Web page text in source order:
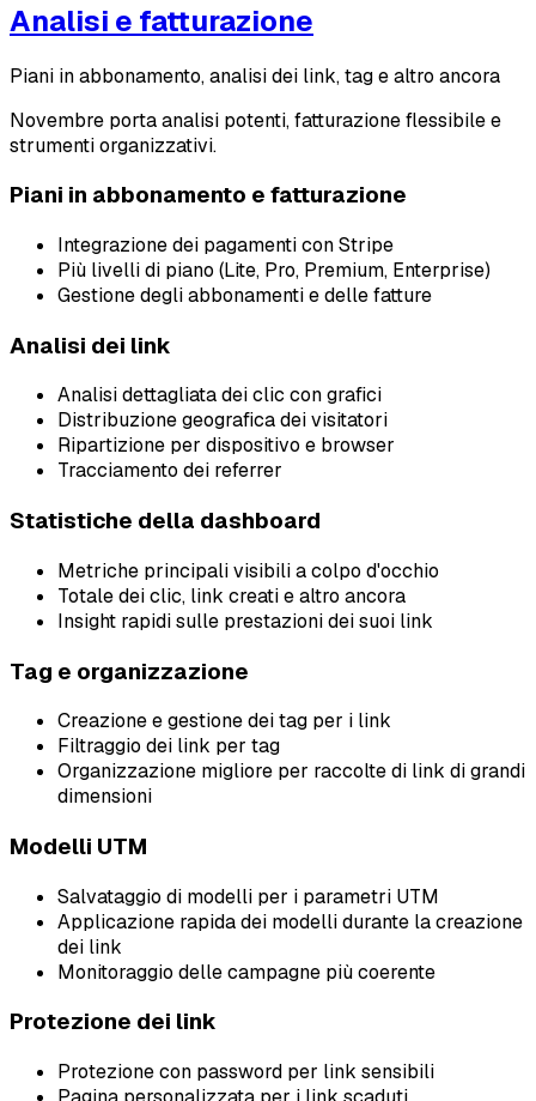
Analisi e fatturazione
Piani in abbonamento, analisi dei link, tag e altro ancora
Novembre porta analisi potenti, fatturazione flessibile e
strumenti organizzativi.
Piani in abbonamento e fatturazione
Integrazione dei pagamenti con Stripe
Più livelli di piano (Lite, Pro, Premium, Enterprise)
Gestione degli abbonamenti e delle fatture
Analisi dei link
Analisi dettagliata dei clic con grafici
Distribuzione geografica dei visitatori
Ripartizione per dispositivo e browser
Tracciamento dei referrer
Statistiche della dashboard
Metriche principali visibili a colpo d'occhio
Totale dei clic, link creati e altro ancora
Insight rapidi sulle prestazioni dei suoi link
Tag e organizzazione
Creazione e gestione dei tag per i link
Filtraggio dei link per tag
Organizzazione migliore per raccolte di link di grandi
dimensioni
Modelli UTM
Salvataggio di modelli per i parametri UTM
Applicazione rapida dei modelli durante la creazione
dei link
Monitoraggio delle campagne più coerente
Protezione dei link
Protezione con password per link sensibili